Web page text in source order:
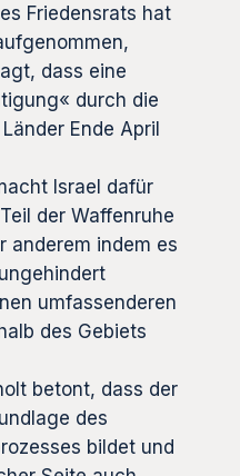
Friedensrats hat
dass eine
durch die
Ende April
Israel dafür
der Waffenruhe
anderem indem es
umfassenderen
des Gebiets
betont, dass der
des
bildet und